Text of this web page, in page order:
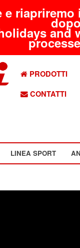
PRODOTTI
CONTATTI
LINEA SPORT